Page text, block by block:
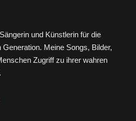
und Künstlerin für die
Meine Songs, Bilder,
Zugriff zu ihrer wahren